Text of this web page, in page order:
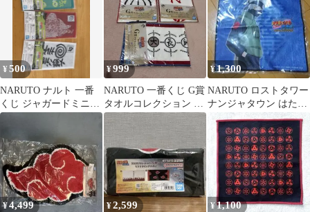
¥500
NARUTO ナルト 一番
くじ ジャガードミニタ
オル 3種セット
¥999
NARUTO 一番くじ G賞
タオルコレクション 3
枚セット
¥1,300
NARUTO ロストタワー
ナンジャタウン はたけ
カカシ タオル
¥4,499 ¥2,599 ¥1,100